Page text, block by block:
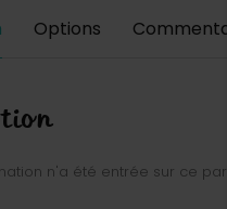
Options
n'a été entrée sur ce